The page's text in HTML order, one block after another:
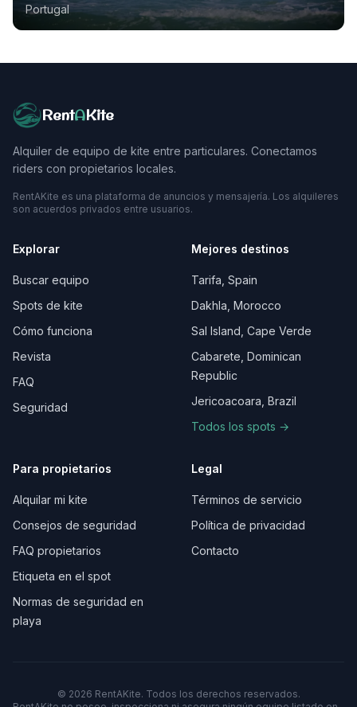
Portugal
RentAKite
Alquiler de equipo de kite entre particulares. Conectamos
riders con propietarios locales.
RentAKite es una plataforma de anuncios y mensajería. Los alquileres
son acuerdos privados entre usuarios.
Explorar
Buscar equipo
Spots de kite
Cómo funciona
Revista
FAQ
Seguridad
Mejores destinos
Tarifa, Spain
Dakhla, Morocco
Sal Island, Cape Verde
Cabarete, Dominican
Republic
Jericoacoara, Brazil
Todos los spots →
Para propietarios
Alquilar mi kite
Consejos de seguridad
FAQ propietarios
Etiqueta en el spot
Normas de seguridad en
playa
Legal
Términos de servicio
Política de privacidad
Contacto
© 2026 RentAKite. Todos los derechos reservados.